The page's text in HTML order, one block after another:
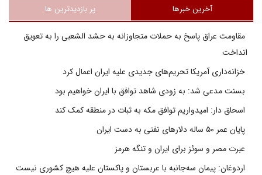
آخرین خبرها پر بازدیدترین ها
مقاومت عراق پاسخ به حملات متجاوزانه به حشد الشعبی را به تعویق
انداخت
خزانه‌داری آمریکا تحریم‌های جدیدی علیه ایران اعمال کرد
بسنت مدعی شد: به زودی شاهد توافق با ایران خواهیم بود
اسحاق دار: امیدواریم توافق مکه به ثبات در منطقه کمک کند
پایان عمر ۵۰ ساله دلارهای نفتی به دست ایران
عبرت مصر و سوئز برای ایران و تنگه هرمز
اردوغان: پیمان سه‌جانبه با عربستان و پاکستان علیه هیچ کشوری نیست